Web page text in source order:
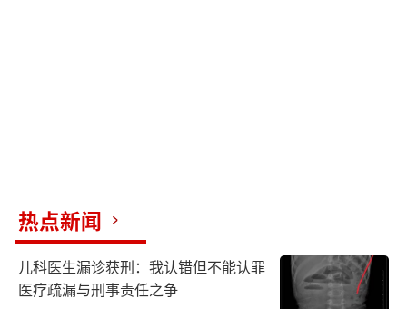
热点新闻
儿科医生漏诊获刑：我认错但不能认罪
医疗疏漏与刑事责任之争